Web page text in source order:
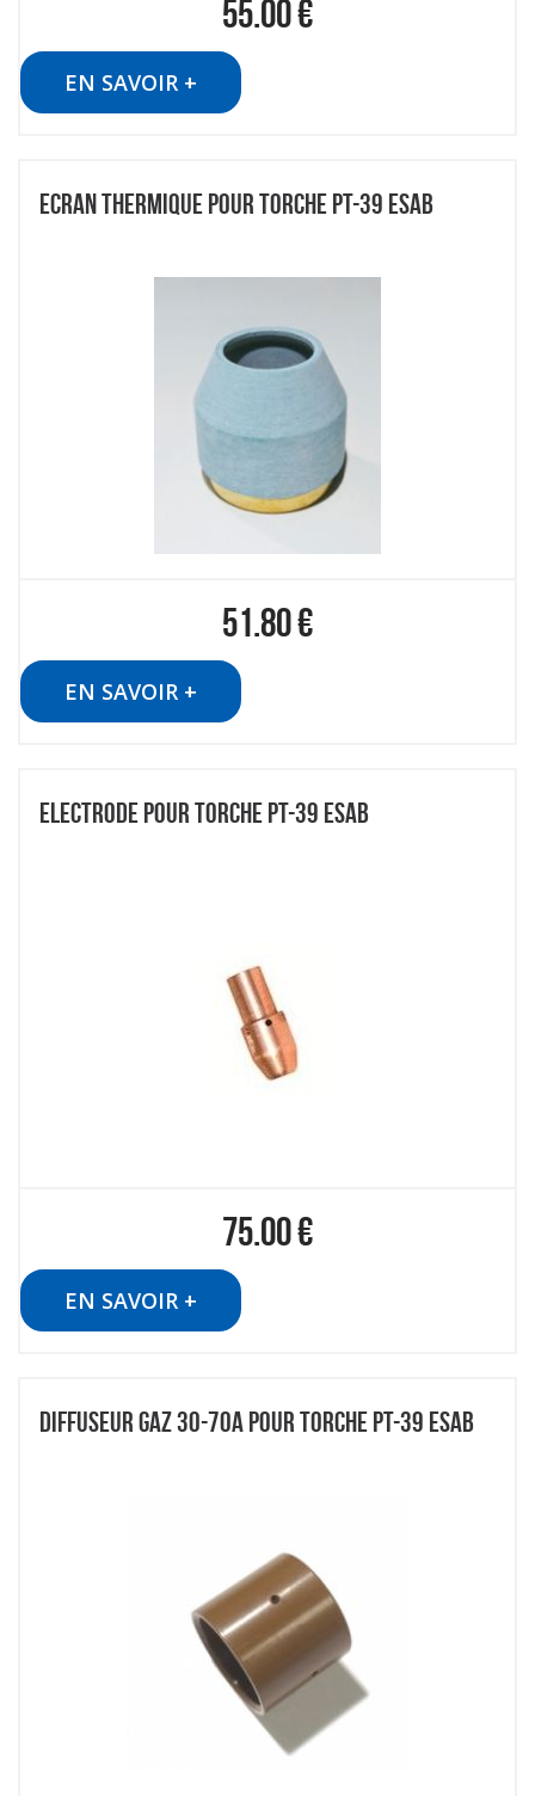
55.00€
EN SAVOIR +
ECRAN THERMIQUE POUR TORCHE PT-39 ESAB
51.80€
EN SAVOIR +
ELECTRODE POUR TORCHE PT-39 ESAB
75.00€
EN SAVOIR +
DIFFUSEUR GAZ 30-70A POUR TORCHE PT-39 ESAB